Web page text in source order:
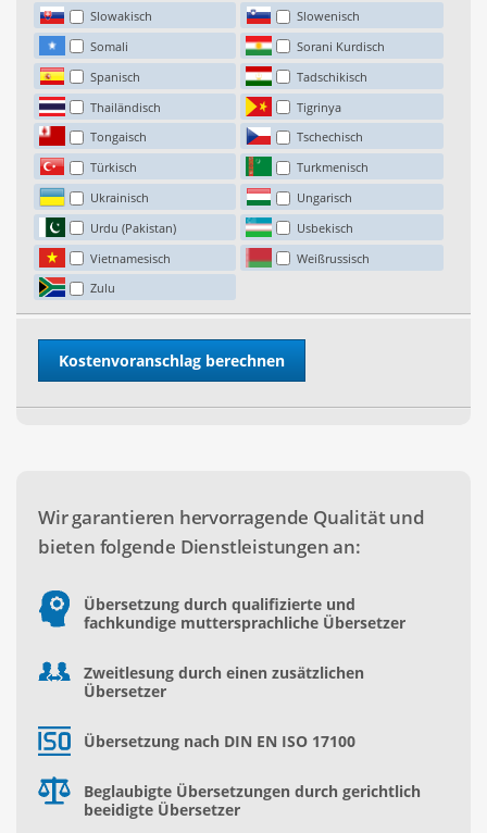
Slowakisch
Slowenisch
Somali
Sorani Kurdisch
Spanisch
Tadschikisch
Thailändisch
Tigrinya
Tongaisch
Tschechisch
Türkisch
Turkmenisch
Ukrainisch
Ungarisch
Urdu (Pakistan)
Usbekisch
Vietnamesisch
Weißrussisch
Zulu
Wir garantieren hervorragende Qualität und
bieten folgende Dienstleistungen an:
Übersetzung durch qualifizierte und
fachkundige muttersprachliche Übersetzer
Zweitlesung durch einen zusätzlichen
Übersetzer
Übersetzung nach DIN EN ISO 17100
Beglaubigte Übersetzungen durch gerichtlich
beeidigte Übersetzer